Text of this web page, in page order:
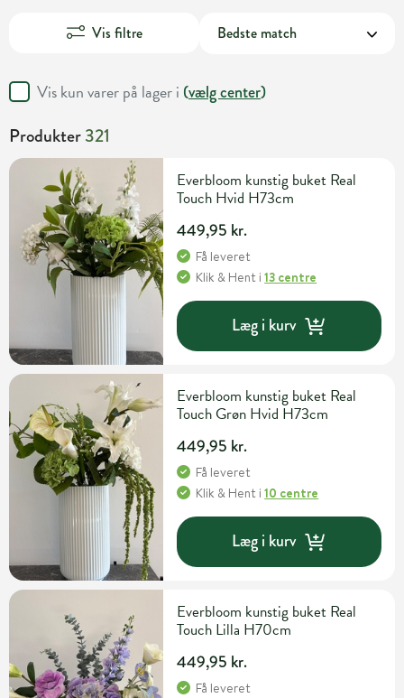
Vis filtre
Vis kun varer på lager i (vælg center)
Produkter321
Everbloom kunstig buket Real
Touch Hvid H73cm
449,95 kr.
Få leveret
Klik & Hent i13 centre
Læg i kurv
Everbloom kunstig buket Real
Touch Grøn Hvid H73cm
449,95 kr.
Få leveret
Klik & Hent i10 centre
Læg i kurv
Everbloom kunstig buket Real
Touch Lilla H70cm
449,95 kr.
Få leveret